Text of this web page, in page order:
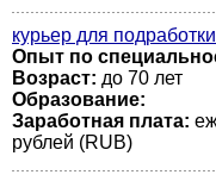
курьер для
Опыт по
Возраст: до 70 лет
Образование:
Заработная плата:
рублей (RUB)